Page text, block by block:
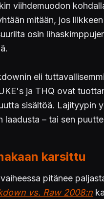
viihdemuodon
mitään, jos
osin
eli
ja THQ ovat
sisältöä. Lajityypin
laadusta – tai sen
karsittu
pitänee
vs. Raw 2008:n